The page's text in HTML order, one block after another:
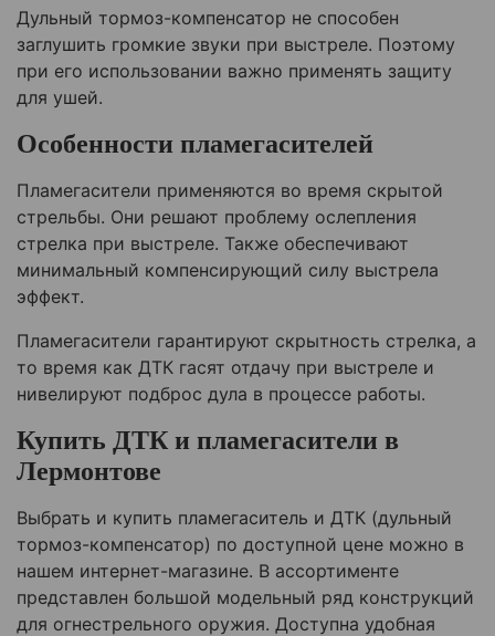
Дульный тормоз-компенсатор не способен
заглушить громкие звуки при выстреле. Поэтому
при его использовании важно применять защиту
для ушей.
Особенности пламегасителей
Пламегасители применяются во время скрытой
стрельбы. Они решают проблему ослепления
стрелка при выстреле. Также обеспечивают
минимальный компенсирующий силу выстрела
эффект.
Пламегасители гарантируют скрытность стрелка, а
то время как ДТК гасят отдачу при выстреле и
нивелируют подброс дула в процессе работы.
Купить ДТК и пламегасители в
Лермонтове
Выбрать и купить пламегаситель и ДТК (дульный
тормоз-компенсатор) по доступной цене можно в
нашем интернет-магазине. В ассортименте
представлен большой модельный ряд конструкций
для огнестрельного оружия. Доступна удобная